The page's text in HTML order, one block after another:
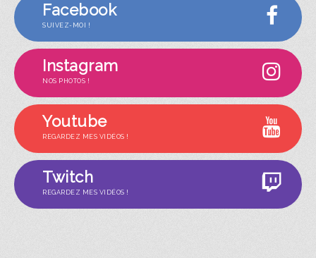
Facebook
SUIVEZ-MOI !
Instagram
NOS PHOTOS !
Youtube
REGARDEZ MES VIDÉOS !
Twitch
REGARDEZ MES VIDÉOS !